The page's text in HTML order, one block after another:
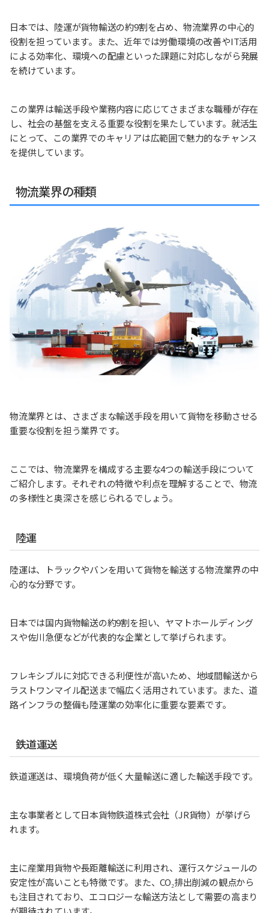
日本では、陸運が貨物輸送の約9割を占め、物流業界の中心的
役割を担っています。また、近年では労働環境の改善やIT活用
による効率化、環境への配慮といった課題に対応しながら発展
を続けています。
この業界は輸送手段や業務内容に応じてさまざまな職種が存在
し、社会の基盤を支える重要な役割を果たしています。就活生
にとって、この業界でのキャリアは広範囲で魅力的なチャンス
を提供しています。
物流業界の種類
物流業界とは、さまざまな輸送手段を用いて貨物を移動させる
重要な役割を担う業界です。
ここでは、物流業界を構成する主要な4つの輸送手段について
ご紹介します。それぞれの特徴や利点を理解することで、物流
の多様性と奥深さを感じられるでしょう。
陸運
陸運は、トラックやバンを用いて貨物を輸送する物流業界の中
心的な分野です。
日本では国内貨物輸送の約9割を担い、ヤマトホールディング
スや佐川急便などが代表的な企業として挙げられます。
フレキシブルに対応できる利便性が高いため、地域間輸送から
ラストワンマイル配送まで幅広く活用されています。また、道
路インフラの整備も陸運業の効率化に重要な要素です。
鉄道運送
鉄道運送は、環境負荷が低く大量輸送に適した輸送手段です。
主な事業者として日本貨物鉄道株式会社（JR貨物）が挙げら
れます。
主に産業用貨物や長距離輸送に利用され、運行スケジュールの
安定性が高いことも特徴です。また、CO₂排出削減の観点から
も注目されており、エコロジーな輸送方法として需要の高まり